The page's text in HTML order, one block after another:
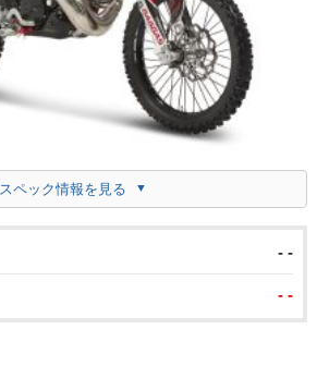
スペック情報を見る
- -
- -